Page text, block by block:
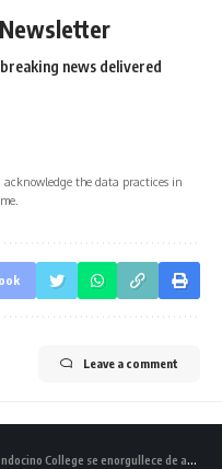
news delivered
acknowledge the data practices in
Leave a comment
enorgullece de anunciar que el estudiante, Leonardo Rodríguez, ha sido seleccionado para formar parte de la Mesa Directiva de los Colegios Comunitarios de California (CCCT) para el año académico 2021-2022.